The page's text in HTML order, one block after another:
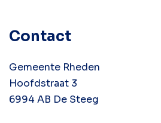
Contact
Gemeente Rheden
Hoofdstraat 3
6994 AB De Steeg